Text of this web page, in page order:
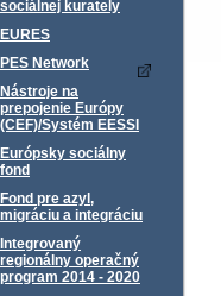
sociálnej kurately
EURES
PES Network
Nástroje na
prepojenie Európy
(CEF)/Systém EESSI
Európsky sociálny
fond
Fond pre azyl,
migráciu a integráciu
Integrovaný
regionálny operačný
program 2014 - 2020